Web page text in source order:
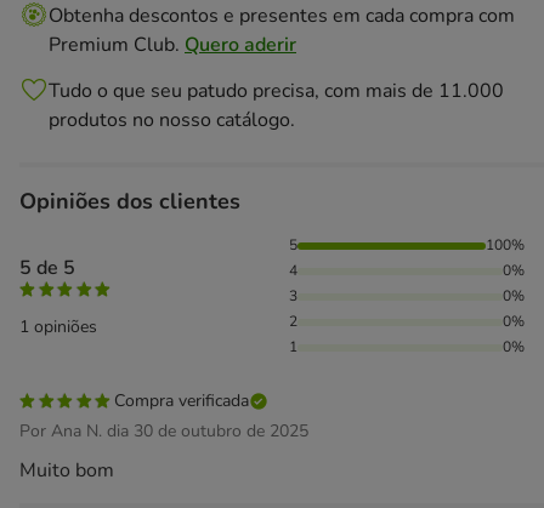
Obtenha descontos e presentes em cada compra com
Premium Club. Quero aderir
Tudo o que seu patudo precisa, com mais de 11.000
produtos no nosso catálogo.
Opiniões dos clientes
5 de 5
1 opiniões
100% das pessoas avaliaram com 5 estrelas,
5
100%
4
0%
3
0%
2
0%
1
0%
Compra verificada
Por Ana N. dia 30 de outubro de 2025
Muito bom